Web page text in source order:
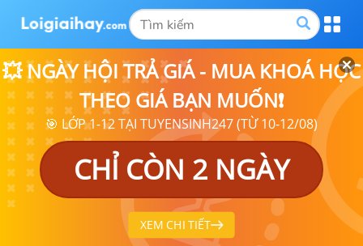
💥 NGÀY HỘI TRẢ GIÁ - MUA KHOÁ HỌC
THEO GIÁ BẠN MUỐN❗
🎯 LỚP 1-12 TẠI TUYENSINH247 (TỪ 10-12/08)
CHỈ CÒN 2 NGÀY
XEM CHI TIẾT